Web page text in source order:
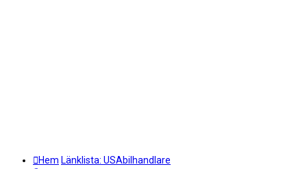
Hem Länklista: USAbilhandlare